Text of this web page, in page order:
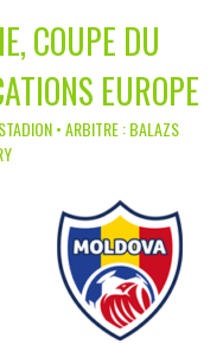
COUPE DU
EUROPE
• ARBITRE : BALAZS